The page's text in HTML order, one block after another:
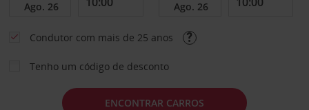
Condutor com mais de 25 anos
Tenho um código de desconto
ENCONTRAR CARROS